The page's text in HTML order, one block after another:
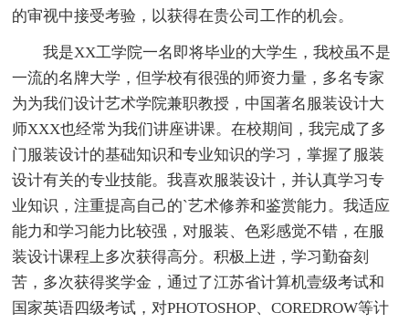
的审视中接受考验，以获得在贵公司工作的机会。
我是XX工学院一名即将毕业的大学生，我校虽不是
一流的名牌大学，但学校有很强的师资力量，多名专家
为为我们设计艺术学院兼职教授，中国著名服装设计大
师XXX也经常为我们讲座讲课。在校期间，我完成了多
门服装设计的基础知识和专业知识的学习，掌握了服装
设计有关的专业技能。我喜欢服装设计，并认真学习专
业知识，注重提高自己的`艺术修养和鉴赏能力。我适应
能力和学习能力比较强，对服装、色彩感觉不错，在服
装设计课程上多次获得高分。积极上进，学习勤奋刻
苦，多次获得奖学金，通过了江苏省计算机壹级考试和
国家英语四级考试，对PHOTOSHOP、COREDROW等计